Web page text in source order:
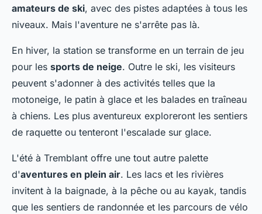
amateurs de ski, avec des pistes adaptées à tous les
niveaux. Mais l'aventure ne s'arrête pas là.
En hiver, la station se transforme en un terrain de jeu
pour les sports de neige. Outre le ski, les visiteurs
peuvent s'adonner à des activités telles que la
motoneige, le patin à glace et les balades en traîneau
à chiens. Les plus aventureux exploreront les sentiers
de raquette ou tenteront l'escalade sur glace.
L'été à Tremblant offre une tout autre palette
d'aventures en plein air. Les lacs et les rivières
invitent à la baignade, à la pêche ou au kayak, tandis
que les sentiers de randonnée et les parcours de vélo